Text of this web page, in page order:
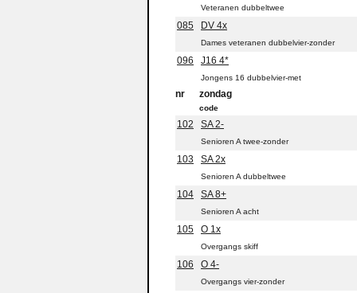
Veteranen dubbeltwee
085 DV 4x
Dames veteranen dubbelvier-zonder
096 J16 4*
Jongens 16 dubbelvier-met
nr zondag
code
102 SA 2-
Senioren A twee-zonder
103 SA 2x
Senioren A dubbeltwee
104 SA 8+
Senioren A acht
105 O 1x
Overgangs skiff
106 O 4-
Overgangs vier-zonder